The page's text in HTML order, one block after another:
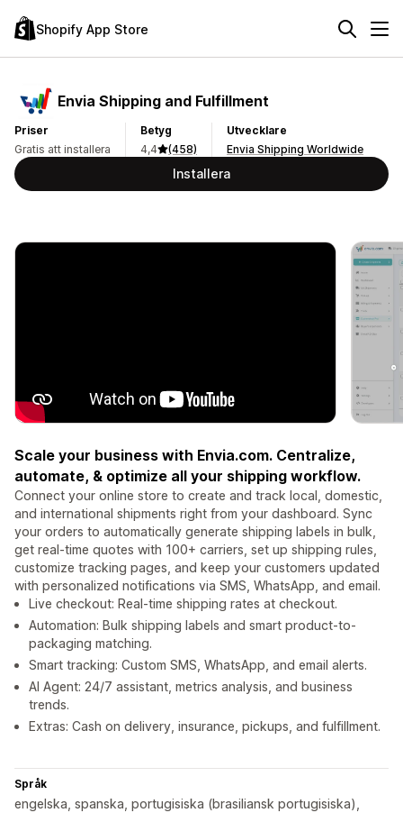
Shopify App Store
Envia Shipping and Fulfillment
Priser
Gratis att installera
Betyg
4,4
(458)
Utvecklare
Envia Shipping Worldwide
Installera
Scale your business with Envia.com. Centralize,
automate, & optimize all your shipping workflow.
Connect your online store to create and track local, domestic,
and international shipments right from your dashboard. Sync
your orders to automatically generate shipping labels in bulk,
get real-time quotes with 100+ carriers, set up shipping rules,
customize tracking pages, and keep your customers updated
with personalized notifications via SMS, WhatsApp, and email.
Live checkout: Real-time shipping rates at checkout.
Automation: Bulk shipping labels and smart product-to-
packaging matching.
Smart tracking: Custom SMS, WhatsApp, and email alerts.
AI Agent: 24/7 assistant, metrics analysis, and business
trends.
Extras: Cash on delivery, insurance, pickups, and fulfillment.
Språk
engelska, spanska, portugisiska (brasiliansk portugisiska),